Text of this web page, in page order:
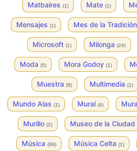
Matbaires (1) Mate (1)
Mensajes (1) Mes de la Tradición
Microsoft (1) Milonga (24)
Moda (5) Mora Godoy (1)
Muestra (8) Multimedia (1)
Mundo Alas (1) Mural (4)
Murillo (2) Museo de la Ciudad
Música (99) Música Celta (1)